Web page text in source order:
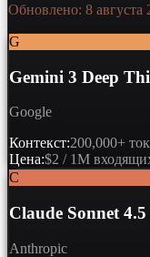
Обновлено: 8 августа
G
Gemini 3 Deep
Google
Контекст:200,000+
Цена:$2 / 1M
C
Claude Sonnet 4.5
Anthropic